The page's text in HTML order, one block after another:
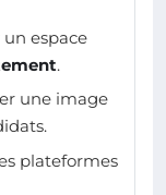
un espace
.
une image
plateformes